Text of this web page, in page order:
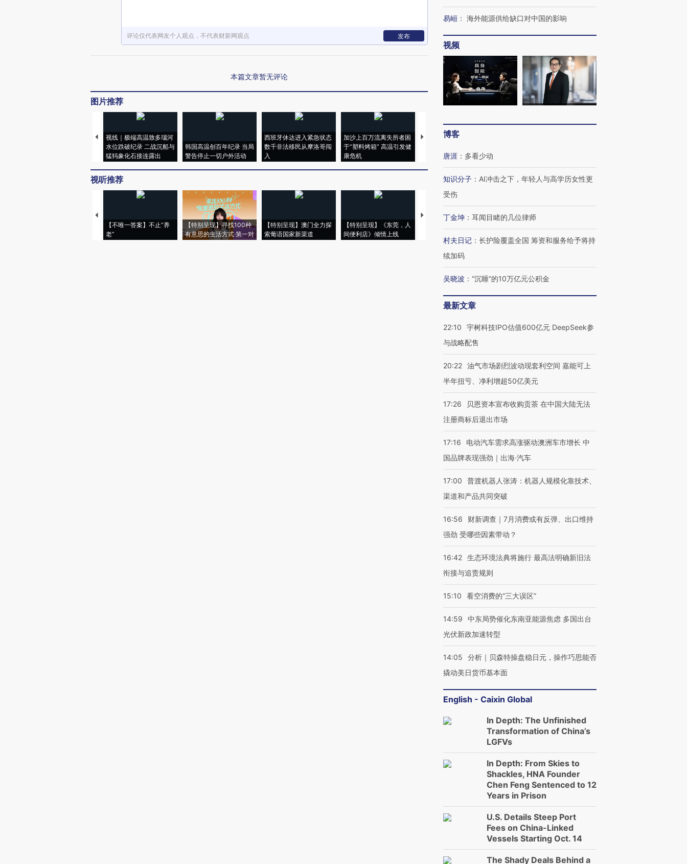
评论仅代表网友个人观点，不代表财新网观点 发布
本篇文章暂无评论
图片推荐
视线｜极端高温致多瑙河
水位跌破纪录 二战沉船与
猛犸象化石接连露出
韩国高温创百年纪录 当局
警告停止一切户外活动
西班牙休达进入紧急状态
数千非法移民从摩洛哥闯
入
加沙上百万流离失所者困
于“塑料烤箱” 高温引发健
康危机
视线｜HYROX的吸金
心“花钱找虐”？
视听推荐
【不唯一答案】不止“养
老”
【特别呈现】寻找100种
有意思的生活方式·第一对
【特别呈现】澳门全力探
索葡语国家新渠道
【特别呈现】《东莞，人
间便利店》倾情上线
【推广】走进第四届链博
易峘 ： 海外能源供给缺口对中国的影响
视频
博客
唐涯 ： 多看少动
知识分子 ： AI冲击之下，年轻人与高学历女性更
受伤
丁金坤 ： 耳闻目睹的几位律师
村夫日记 ： 长护险覆盖全国 筹资和服务给予将持
续加码
吴晓波 ： “沉睡”的10万亿元公积金
最新文章
22:10
宇树科技IPO估值600亿元 DeepSeek参
与战略配售
20:22 油气市场剧烈波动现套利空间 嘉能可上
半年扭亏、净利增超50亿美元
17:26
贝恩资本宣布收购贡茶 在中国大陆无法
注册商标后退出市场
17:16
电动汽车需求高涨驱动澳洲车市增长 中
国品牌表现强劲｜出海·汽车
17:00
普渡机器人张涛：机器人规模化靠技术、
渠道和产品共同突破
16:56
财新调查｜7月消费或有反弹、出口维持
强劲 受哪些因素带动？
16:42 生态环境法典将施行 最高法明确新旧法
衔接与追责规则
15:10 看空消费的“三大误区”
14:59
中东局势催化东南亚能源焦虑 多国出台
光伏新政加速转型
14:05
分析｜贝森特操盘稳日元，操作巧思能否
撬动美日货币基本面
English - Caixin Global
In Depth: The Unfinished
Transformation of China’s
LGFVs
In Depth: From Skies to
Shackles, HNA Founder
Chen Feng Sentenced to 12
Years in Prison
U.S. Details Steep Port
Fees on China-Linked
Vessels Starting Oct. 14
The Shady Deals Behind a